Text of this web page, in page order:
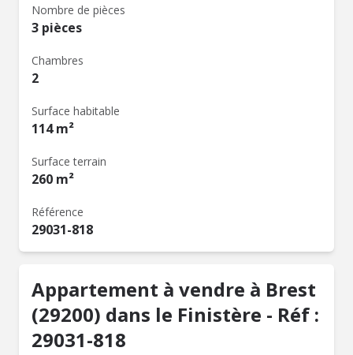
Nombre de pièces
3 pièces
Chambres
2
Surface habitable
114 m²
Surface terrain
260 m²
Référence
29031-818
Appartement à vendre à Brest
(29200) dans le Finistère - Réf :
29031-818